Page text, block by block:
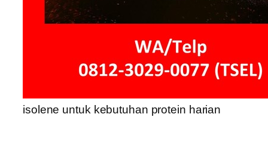
isolene untuk kebutuhan protein harian